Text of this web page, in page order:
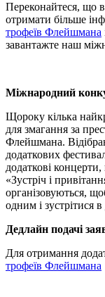
Переконайтеся, що
отримати більше
трофеїв Флейшмана
завантажте наш
Міжнародний
Щороку кілька
для змагання за
Флейшмана.
додаткових
додаткові
«Зустріч і
організовуються,
одним і зустрітися
Дедлайн подачі
Для отримання
трофеїв Флейшмана